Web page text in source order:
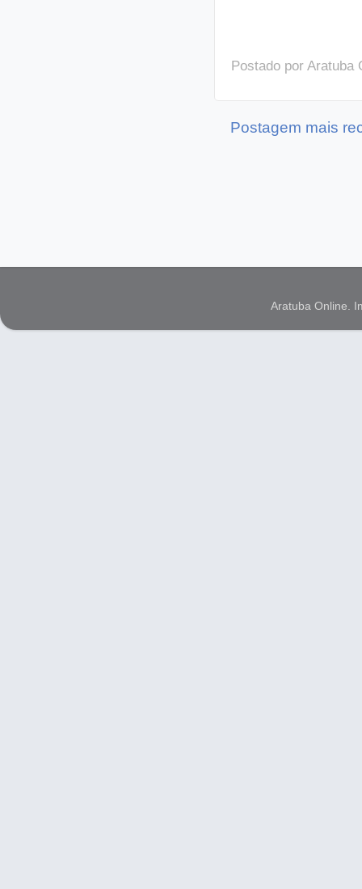
Postado por Aratuba
Postagem mais
Aratuba Online.